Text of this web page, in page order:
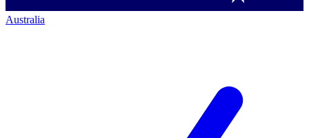
Australia